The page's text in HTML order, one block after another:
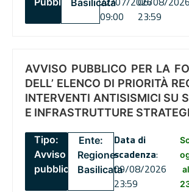
Basilicata
09:00
23:59
AVVISO PUBBLICO PER LA
DELL’ ELENCO DI PRIORITÀ
INTERVENTI ANTISISMICI SU
E INFRASTRUTTURE
Tipo:
Avviso
pubblico
Ente:
Regione
Basilicata
Data di
scadenza:
09/08/2026
23:59